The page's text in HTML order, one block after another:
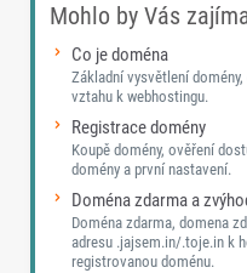
Mohlo by Vás
Co je doména
Základní vysvětlení
vztahu k webhostingu.
Registrace domény
Koupě domény, ověření
domény a první nastavení.
Doména zdarma a
Doména zdarma, domena
adresu .jajsem.in/.toje.in k
registrovanou doménu.